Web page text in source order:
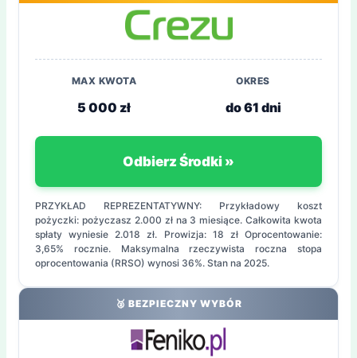
MAX KWOTA
5 000 zł
OKRES
do 61 dni
Odbierz Środki »
PRZYKŁAD REPREZENTATYWNY: Przykładowy koszt
pożyczki: pożyczasz 2.000 zł na 3 miesiące. Całkowita kwota
spłaty wyniesie 2.018 zł. Prowizja: 18 zł Oprocentowanie:
3,65% rocznie. Maksymalna rzeczywista roczna stopa
oprocentowania (RRSO) wynosi 36%. Stan na 2025.
🥈 BEZPIECZNY WYBÓR